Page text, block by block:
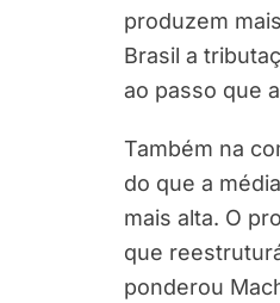
produzem
Brasil a
ao passo que
Também na
do que a
mais alta. O
que
ponderou